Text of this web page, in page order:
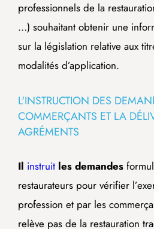
professionnels de la
…) souhaitant obtenir une
sur la législation relative aux
modalités d’application.
L'INSTRUCTION DES
COMMERÇANTS ET LA
AGRÉMENTS
Il instruit les demandes
restaurateurs pour vérifier
profession et par les
relève pas de la restauration